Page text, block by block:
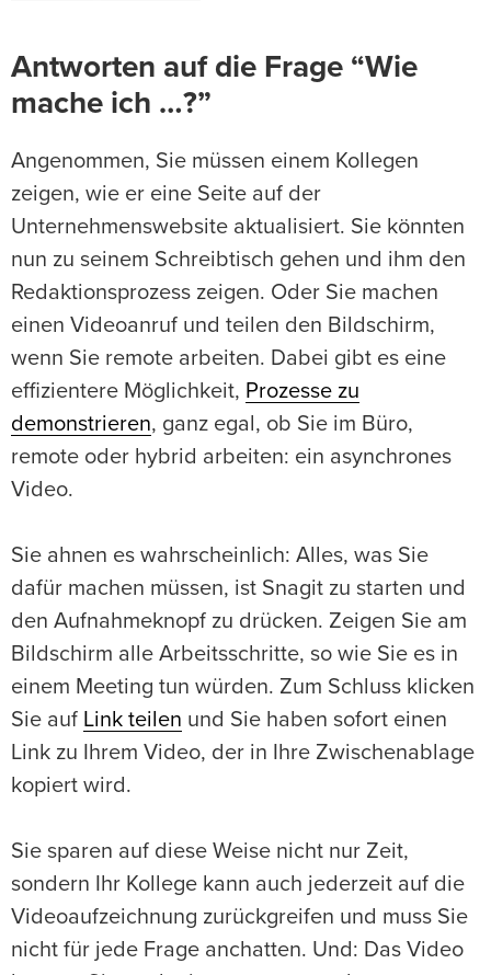
Antworten auf die Frage “Wie
mache ich …?”
Angenommen, Sie müssen einem Kollegen
zeigen, wie er eine Seite auf der
Unternehmenswebsite aktualisiert. Sie könnten
nun zu seinem Schreibtisch gehen und ihm den
Redaktionsprozess zeigen. Oder Sie machen
einen Videoanruf und teilen den Bildschirm,
wenn Sie remote arbeiten. Dabei gibt es eine
effizientere Möglichkeit, Prozesse zu
demonstrieren, ganz egal, ob Sie im Büro,
remote oder hybrid arbeiten: ein asynchrones
Video.
Sie ahnen es wahrscheinlich: Alles, was Sie
dafür machen müssen, ist Snagit zu starten und
den Aufnahmeknopf zu drücken. Zeigen Sie am
Bildschirm alle Arbeitsschritte, so wie Sie es in
einem Meeting tun würden. Zum Schluss klicken
Sie auf Link teilen und Sie haben sofort einen
Link zu Ihrem Video, der in Ihre Zwischenablage
kopiert wird.
Sie sparen auf diese Weise nicht nur Zeit,
sondern Ihr Kollege kann auch jederzeit auf die
Videoaufzeichnung zurückgreifen und muss Sie
nicht für jede Frage anchatten. Und: Das Video